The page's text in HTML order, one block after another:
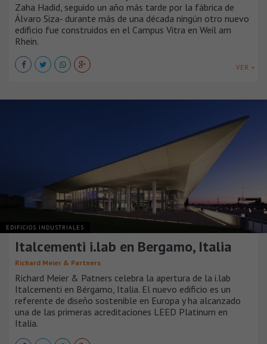
Zaha Hadid, seguido un año más tarde por la fábrica de
Álvaro Siza- durante más de una década ningún otro nuevo
edificio fue construidos en el Campus Vitra en Weil am
Rhein.
VER +
EDIFICIOS INDUSTRIALES
Italcementi i.lab en Bergamo, Italia
Richard Meier & Partners
Richard Meier & Patners celebra la apertura de la i.lab
Italcementi en Bérgamo, Italia. El nuevo edificio es un
referente de diseño sostenible en Europa y ha alcanzado
una de las primeras acreditaciones LEED Platinum en
Italia.